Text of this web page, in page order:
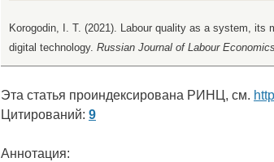
Korogodin, I. T. (2021). Labour quality as a system,
digital technology. Russian Journal of Labour
Эта статья проиндексирована РИНЦ, см.
Цитирований: 9
Аннотация: